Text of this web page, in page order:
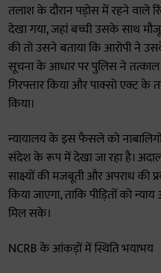
तलाश के दौरान पड़ोस में रहने वाले
देखा गया, जहां बच्ची उसके साथ
की तो उसने बताया कि आरोपी ने
सूचना के आधार पर पुलिस ने तत्काल
गिरफ्तार किया और पाक्सो एक्ट के
किया।
न्यायालय के इस फैसले को
संदेश के रूप में देखा जा रहा है।
साक्ष्यों की मजबूती और अपराध की
किया जाएगा, ताकि पीड़ितों को
मिल सके।
NCRB के आंकड़ों में स्थिति भयाभय